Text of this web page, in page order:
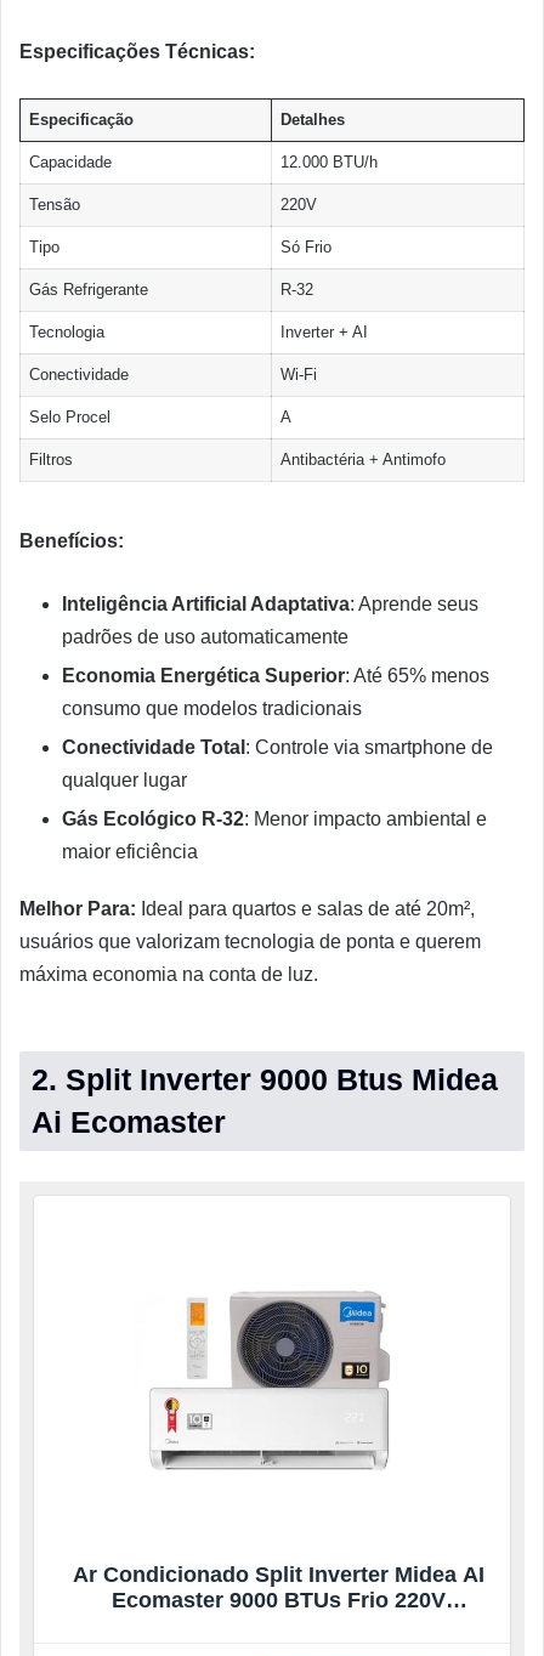
Especificações Técnicas:
Especificação Detalhes
Capacidade 12.000 BTU/h
Tensão 220V
Tipo Só Frio
Gás Refrigerante R-32
Tecnologia Inverter + AI
Conectividade Wi-Fi
Selo Procel A
Filtros Antibactéria + Antimofo
Benefícios:
Inteligência Artificial Adaptativa: Aprende seus
padrões de uso automaticamente
Economia Energética Superior: Até 65% menos
consumo que modelos tradicionais
Conectividade Total : Controle via smartphone de
qualquer lugar
Gás Ecológico R-32: Menor impacto ambiental e
maior eficiência
Melhor Para: Ideal para quartos e salas de até 20m²,
usuários que valorizam tecnologia de ponta e querem
máxima economia na conta de luz.
2. Split Inverter 9000 Btus Midea
Ai Ecomaster
Ar Condicionado Split Inverter Midea AI
Ecomaster 9000 BTUs Frio 220V